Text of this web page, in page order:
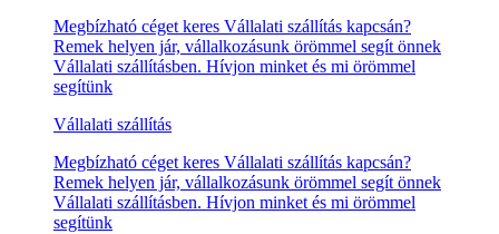
Megbízható céget keres Vállalati szállítás kapcsán?
Remek helyen jár, vállalkozásunk örömmel segít önnek
Vállalati szállításben. Hívjon minket és mi örömmel
segítünk
Vállalati szállítás
Megbízható céget keres Vállalati szállítás kapcsán?
Remek helyen jár, vállalkozásunk örömmel segít önnek
Vállalati szállításben. Hívjon minket és mi örömmel
segítünk